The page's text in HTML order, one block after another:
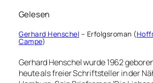
Gelesen
Gerhard Henschel – Erfolgsroman (
Campe)
Gerhard Henschel wurde 1962
heute als freier Schriftsteller in der